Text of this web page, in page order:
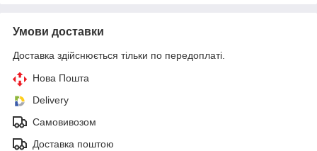
Умови доставки
Доставка здійснюється тільки по передоплаті.
Нова Пошта
Delivery
Самовивозом
Доставка поштою